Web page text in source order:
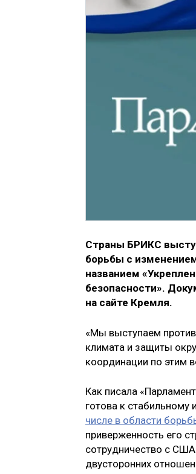
Страны БРИКС
борьбы с
названием
безопасности».
на сайте Кремля.
«Мы выступаем
климата и защиты
координации по этим
Как писала
готова к
числе в области
приверженность его
сотрудничество с
двусторонних